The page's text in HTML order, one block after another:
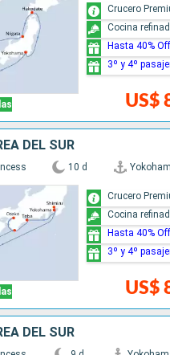
a bordo de Diamond Princess!
que se encarga de cada
el gran entretenimiento a bordo
US$
Crucero
Cocina
Hasta 40% Off
3º y 4º
DEL SUR
10 d
US$
Crucero
Cocina
Hasta 40% Off
3º y 4º
DEL SUR